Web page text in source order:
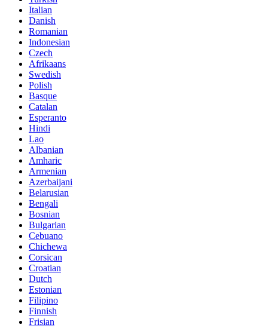
Italian
Danish
Romanian
Indonesian
Czech
Afrikaans
Swedish
Polish
Basque
Catalan
Esperanto
Hindi
Lao
Albanian
Amharic
Armenian
Azerbaijani
Belarusian
Bengali
Bosnian
Bulgarian
Cebuano
Chichewa
Corsican
Croatian
Dutch
Estonian
Filipino
Finnish
Frisian